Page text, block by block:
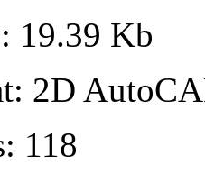
19.39 Kb
2D
118